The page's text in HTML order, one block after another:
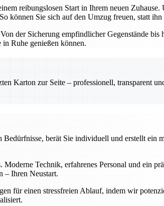
reibungslosen Start in Ihrem neuen Zuhause.
können Sie sich auf den Umzug freuen, statt
der Sicherung empfindlicher Gegenstände bis
Ruhe genießen können.
Karton zur Seite – professionell, transparent
berät Sie individuell und erstellt ein
Technik, erfahrenes Personal und ein
– Ihren Neustart.
für einen stressfreien Ablauf, indem wir